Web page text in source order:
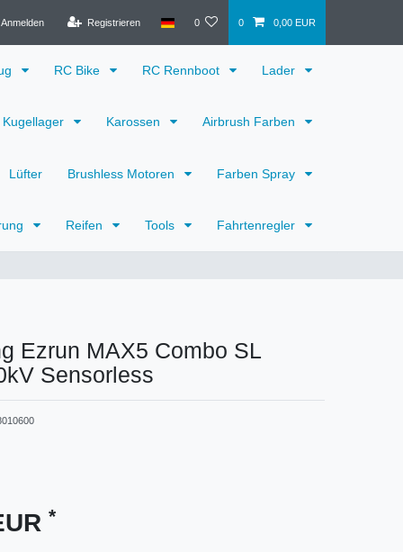
Anmelden Registrieren 0 0 0,00 EUR
RC Bike RC Rennboot Lader
Kugellager Karossen Airbrush Farben
Lüfter Brushless Motoren Farben Spray
Reifen Tools Fahrtenregler
Ezrun MAX5 Combo SL
Sensorless
*